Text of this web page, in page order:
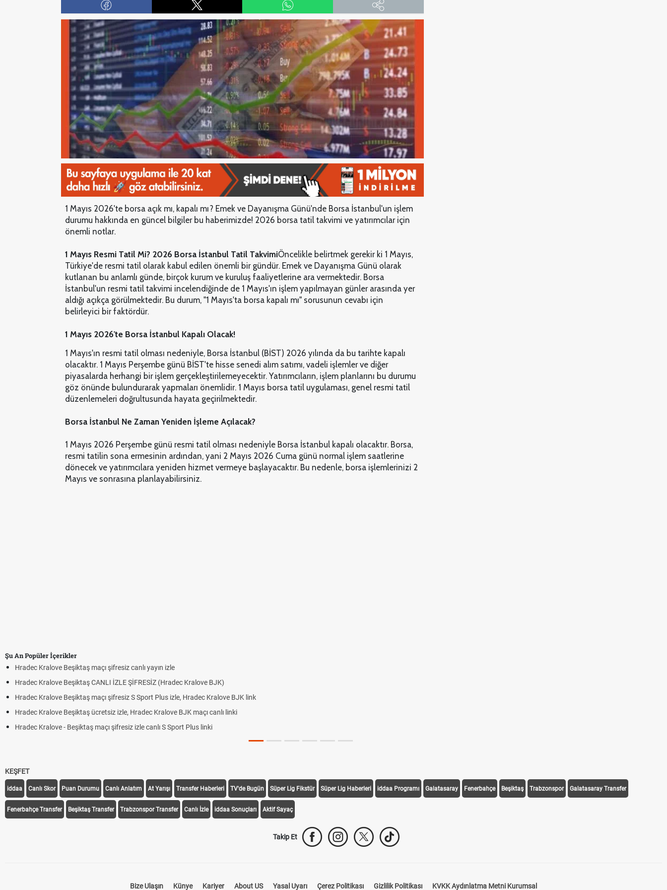
1 Mayıs 2026'te borsa açık mı, kapalı mı? Emek ve Dayanışma Günü'nde Borsa İstanbul'un işlem
durumu hakkında en güncel bilgiler bu haberimizde! 2026 borsa tatil takvimi ve yatırımcılar için
önemli notlar.
1 Mayıs Resmi Tatil Mi? 2026 Borsa İstanbul Tatil TakvimiÖncelikle belirtmek gerekir ki 1 Mayıs,
Türkiye'de resmi tatil olarak kabul edilen önemli bir gündür. Emek ve Dayanışma Günü olarak
kutlanan bu anlamlı günde, birçok kurum ve kuruluş faaliyetlerine ara vermektedir. Borsa
İstanbul'un resmi tatil takvimi incelendiğinde de 1 Mayıs'ın işlem yapılmayan günler arasında yer
aldığı açıkça görülmektedir. Bu durum, "1 Mayıs'ta borsa kapalı mı" sorusunun cevabı için
belirleyici bir faktördür.
1 Mayıs 2026'te Borsa İstanbul Kapalı Olacak!
1 Mayıs'ın resmi tatil olması nedeniyle, Borsa İstanbul (BİST) 2026 yılında da bu tarihte kapalı
olacaktır. 1 Mayıs Perşembe günü BİST'te hisse senedi alım satımı, vadeli işlemler ve diğer
piyasalarda herhangi bir işlem gerçekleştirilemeyecektir. Yatırımcıların, işlem planlarını bu durumu
göz önünde bulundurarak yapmaları önemlidir. 1 Mayıs borsa tatil uygulaması, genel resmi tatil
düzenlemeleri doğrultusunda hayata geçirilmektedir.
Borsa İstanbul Ne Zaman Yeniden İşleme Açılacak?
1 Mayıs 2026 Perşembe günü resmi tatil olması nedeniyle Borsa İstanbul kapalı olacaktır. Borsa,
resmi tatilin sona ermesinin ardından, yani 2 Mayıs 2026 Cuma günü normal işlem saatlerine
dönecek ve yatırımcılara yeniden hizmet vermeye başlayacaktır. Bu nedenle, borsa işlemlerinizi 2
Mayıs ve sonrasına planlayabilirsiniz.
Şu An Popüler İçerikler
Hradec Kralove Beşiktaş maçı şifresiz canlı yayın izle
Hradec Kralove Beşiktaş CANLI İZLE ŞİFRESİZ (Hradec Kralove BJK)
Hradec Kralove Beşiktaş maçı şifresiz S Sport Plus izle, Hradec Kralove BJK link
Hradec Kralove Beşiktaş ücretsiz izle, Hradec Kralove BJK maçı canlı linki
Hradec Kralove - Beşiktaş maçı şifresiz izle canlı S Sport Plus linki
KEŞFET
iddaa Canlı Skor Puan Durumu Canlı Anlatım At Yarışı Transfer Haberleri TV'de Bugün Süper Lig Fikstür Süper Lig Haberleri iddaa Programı Galatasaray Fenerbahçe Beşiktaş Trabzonspor Galatasaray Transfer
Fenerbahçe Transfer Beşiktaş Transfer Trabzonspor Transfer Canlı İzle iddaa Sonuçları Aktif Sayaç
Takip Et
Bize Ulaşın Künye Kariyer About US Yasal Uyarı Çerez Politikası Gizlilik Politikası KVKK Aydınlatma Metni Kurumsal